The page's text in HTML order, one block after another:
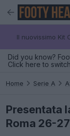
Il nuovissimo Kit
Did you know?
Click here to
Home Serie A
Presentata
Roma 26-27